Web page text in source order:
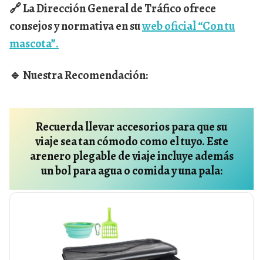
🔗 La Dirección General de Tráfico ofrece
consejos y normativa en suweb oficial “Con tu
mascota”.
🔹 Nuestra Recomendación:
Recuerda llevar accesorios para que su
viaje sea tan cómodo como el tuyo. Este
arenero plegable de viaje incluye además
un bol para agua o comida y una pala: